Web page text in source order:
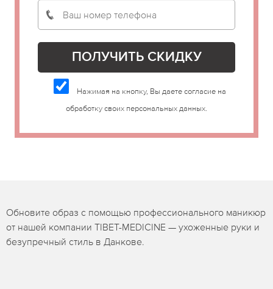
Нажимая на кнопку, Вы даете согласие на
обработку своих персональных данных.
Обновите образ с помощью профессионального маникюр
от нашей компании TIBET-MEDICINE — ухоженные руки и
безупречный стиль в Данкове.